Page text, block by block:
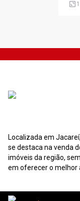
Localizada em
se destaca na venda
imóveis da região,
em oferecer o